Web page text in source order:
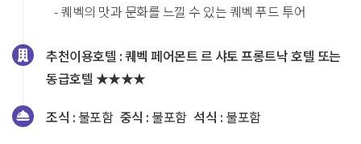
- 퀘벡의 맛과 문화를 느낄 수 있는 퀘벡 푸드 투어
추천이용호텔 :퀘벡 페어몬트 르 샤토 프롱트낙 호텔 또는
동급호텔 ★★★★
조식 : 불포함 중식 : 불포함 석식 : 불포함